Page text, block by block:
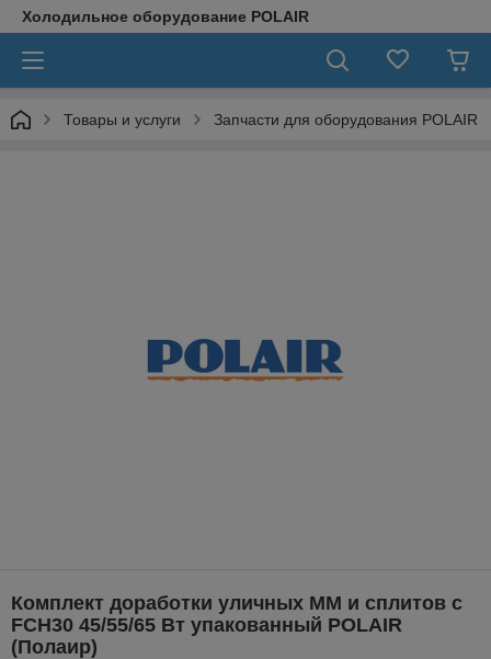
Холодильное оборудование POLAIR
Товары и услуги Запчасти для оборудования POLAIR
Комплект доработки уличных ММ и сплитов с
FCH30 45/55/65 Вт упакованный POLAIR
(Полаир)